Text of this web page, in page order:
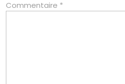
Commentaire *